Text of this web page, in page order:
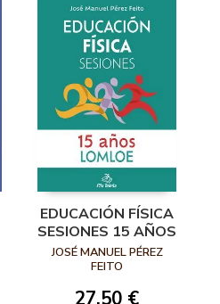
EDUCACIÓN FÍSICA
SESIONES 15 AÑOS
JOSÉ MANUEL PÉREZ
FEITO
27,50 €